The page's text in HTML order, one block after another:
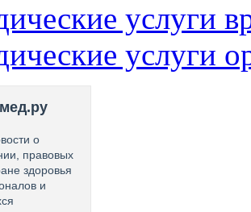
услуги
услуги
о
правовых
здоровья
и